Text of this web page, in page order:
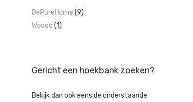
BePureHome (9)
Woood (1)
Gericht een hoekbank zoeken?
Bekijk dan ook eens de onderstaande